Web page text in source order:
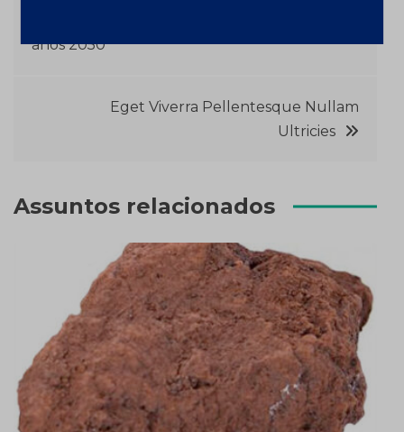
anos 2050
Eget Viverra Pellentesque Nullam
Ultricies
Assuntos relacionados